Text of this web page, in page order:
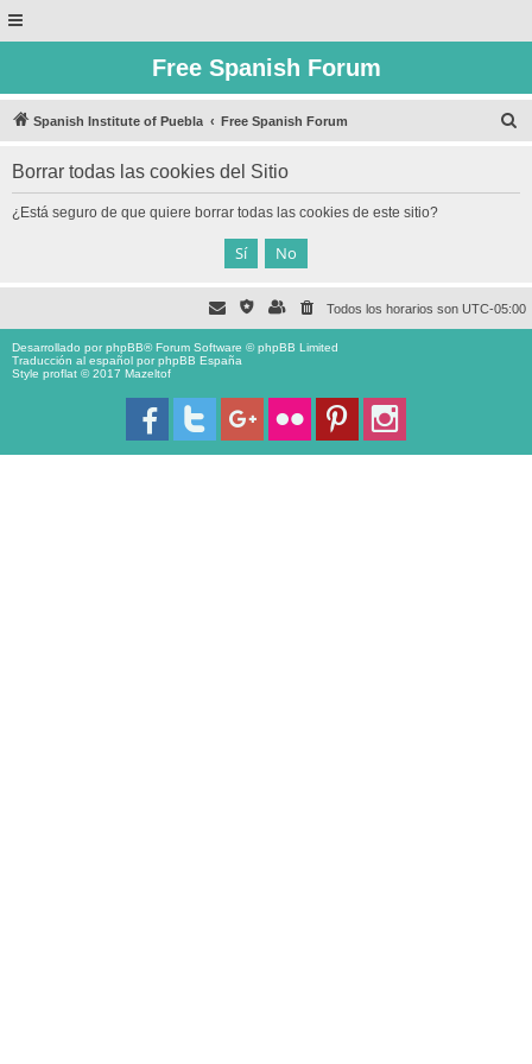
Free Spanish Forum
Spanish Institute of Puebla Free Spanish Forum
Borrar todas las cookies del Sitio
¿Está seguro de que quiere borrar todas las cookies de este sitio?
Todos los horarios son UTC-05:00
Desarrollado porphpBB® Forum Software © phpBB Limited
Traducción al español porphpBB España
Style proflat © 2017 Mazeltof